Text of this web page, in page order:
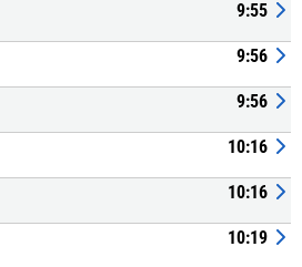
9:55
9:56
9:56
10:16
10:16
10:19